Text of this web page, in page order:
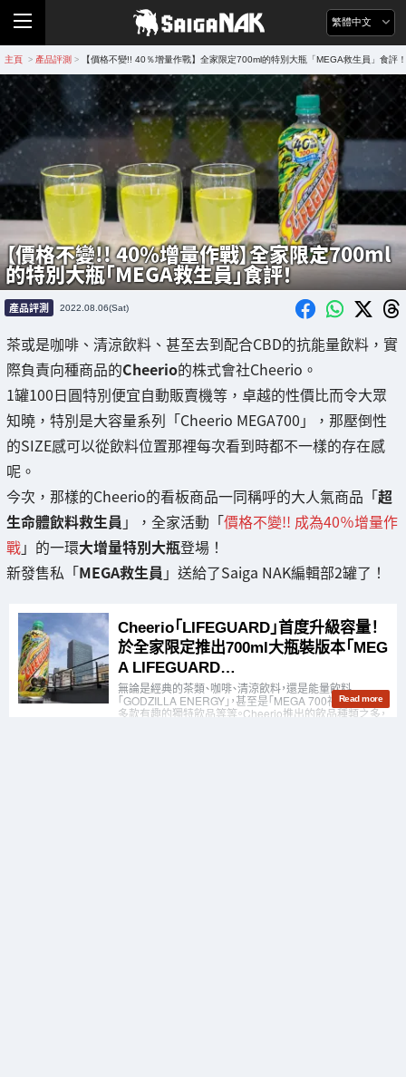
繁體中文
主頁 > 產品評測 > 【價格不變!! 40％增量作戰】全家限定700ml的特別大瓶「MEGA救生員」食評！
【價格不變!! 40％增量作戰】全家限定700ml
的特別大瓶「MEGA救生員」食評！
產品評測 2022.08.06(Sat)
茶或是咖啡、清涼飲料、甚至去到配合CBD的抗能量飲料，實
際負責向種商品的Cheerio的株式會社Cheerio。
1罐100日圓特別便宜自動販賣機等，卓越的性價比而令大眾
知曉，特別是大容量系列「Cheerio MEGA700」，那壓倒性
的SIZE感可以從飲料位置那裡每次看到時都不一樣的存在感
呢。
今次，那樣的Cheerio的看板商品一同稱呼的大人氣商品「超
生命體飲料救生員 」，全家活動「價格不變!! 成為40％增量作
戰」的一環大增量特別大瓶登場！
新發售私「MEGA救生員 」送給了Saiga NAK編輯部2罐了！